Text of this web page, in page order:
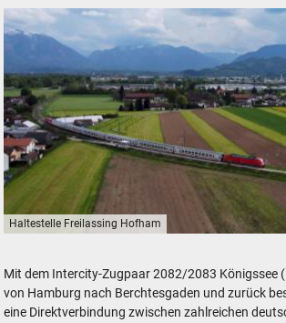
Haltestelle Freilassing Hofham
Mit dem Intercity-Zugpaar 2082/2083 Königssee
von Hamburg nach Berchtesgaden und zurück
eine Direktverbindung zwischen zahlreichen